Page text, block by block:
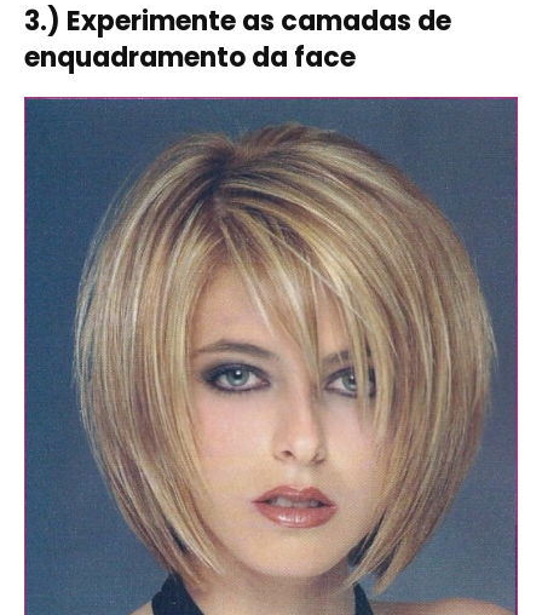
3.) Experimente as camadas de
enquadramento da face